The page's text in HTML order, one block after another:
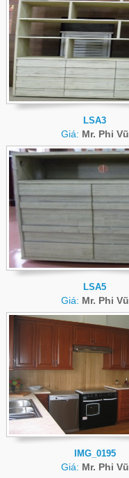
LSA3
Giá: Mr. Phi Vũ
LSA5
Giá: Mr. Phi Vũ
IMG_0195
Giá: Mr. Phi Vũ